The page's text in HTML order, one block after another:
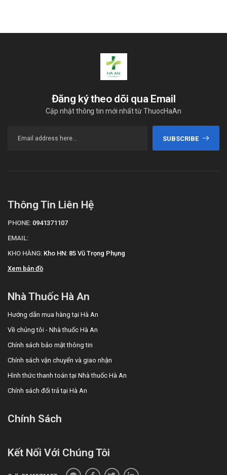
Đăng ký theo dõi qua Email
Cập nhật thông tin mới nhất từ ThuocHaAn
SUBSCRIBE
Thông Tin Liên Hệ
PHONE: 0941371107
EMAIL:
KHO HÀNG: Kho HN: 85 Vũ Trọng Phụng
Xem bản đồ
Nhà Thuốc Hà An
Hướng dẫn mua hàng tại Hà An
Về chúng tôi - Nhà thuốc Hà An
Chính sách bảo mật thông tin
Chính sách vận chuyển và giao nhận
Hình thức thanh toán tại Nhà thuốc Hà An
Chính sách đổi trả tại Hà An
Chính Sách
Kết Nối Với Chúng Tôi